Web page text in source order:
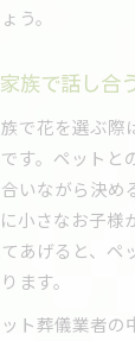
う。
族で話し合
で花を選ぶ際
す。ペットと
いながら決め
小さなお子様
あげると、ペ
ます。
ト葬儀業者